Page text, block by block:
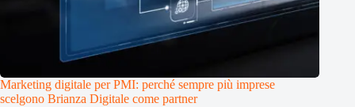
Marketing digitale per PMI: perché sempre più imprese
scelgono Brianza Digitale come partner